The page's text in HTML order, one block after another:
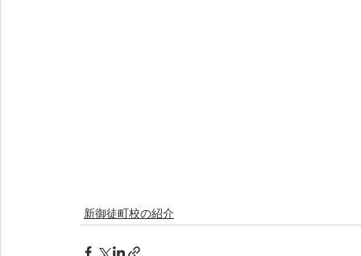
新御徒町校の紹介